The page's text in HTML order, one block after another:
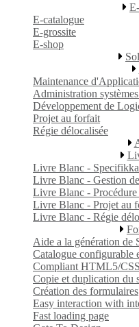
E-catalogue
E-grossite
E-shop
Maintenance
Administration
Développement de
Projet au forfait
Régie délocalisée
Livre Blanc -
Livre Blanc - Gestion
Livre Blanc - Procédure
Livre Blanc - Projet au
Livre Blanc - Régie
Aide a la génération de
Catalogue configurable
Compliant HTML5/
Copie et duplication du
Création des formulaires
Easy interaction with
Fast loading page